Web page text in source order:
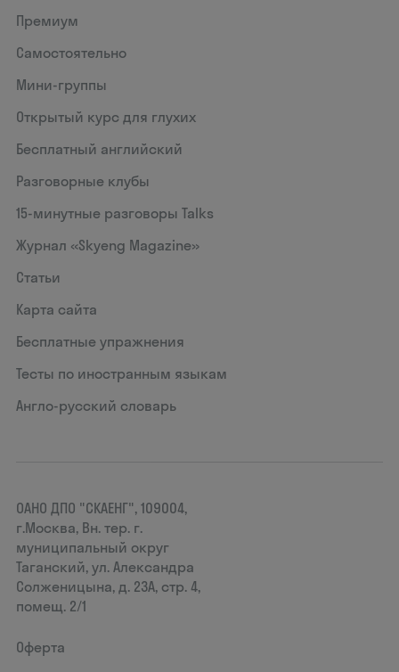
Премиум
Самостоятельно
Мини-группы
Открытый курс для глухих
Бесплатный английский
Разговорные клубы
15‑минутные разговоры Talks
Журнал «Skyeng Magazine»
Статьи
Карта сайта
Бесплатные упражнения
Тесты по иностранным языкам
Англо-русский словарь
ОАНО ДПО "СКАЕНГ", 109004,
г.Москва, Вн. тер. г.
муниципальный округ
Таганский, ул. Александра
Солженицына, д. 23А, стр. 4,
помещ. 2/1
Оферта